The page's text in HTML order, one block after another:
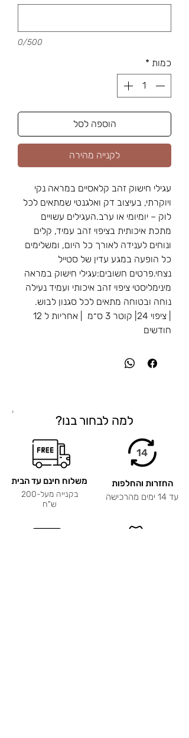
0/500
כמות *
הוספה לסל
לקנייה מהירה
עגילי חישוק זהב קלאסיים במראה נקי
ויוקרתי, בעיצוב דק ואלגנטי שמתאים לכל
לוק – יומיומי או ערב.העגילים עשויים
מתכת איכותית בציפוי זהב עמיד, קלים
ונוחים לענידה לאורך כל היום, ומשלימים
כל הופעה במגע עדין של סטייל
נצחי.פרטים חשובים:עגילי חישוק במראה
מינימליסטי ציפוי זהב איכותי ועמיד נעילה
נוחה ובטוחה מתאים לכל סגנון לבוש.
| ציפוי 24| קוטר 3 ס״מ | אחריות ל 12
חודשים
.
למה לבחור בנו?
משלוח חינם עד הבית
בקנייה מעל-200
ש"ח
14
החזרות והחלפות
עד 14 ימים מהרכישה